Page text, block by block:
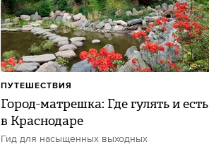
Город-матрешка: Где гулять и есть
в Краснодаре
Гид для насыщенных выходных
ПУТЕШЕСТВИЯ